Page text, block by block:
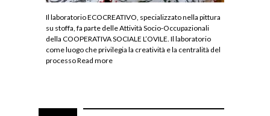
Il laboratorio ECOCREATIVO, specializzato nella pittura
su stoffa, fa parte delle Attività Socio-Occupazionali
della COOPERATIVA SOCIALE L’OVILE. Il laboratorio
come luogo che privilegia la creatività e la centralità del
processoRead more